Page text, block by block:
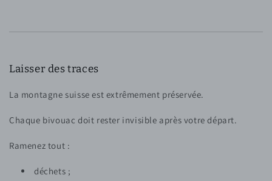
Laisser des traces
La montagne suisse est extrêmement préservée.
Chaque bivouac doit rester invisible après votre départ.
Ramenez tout :
déchets ;